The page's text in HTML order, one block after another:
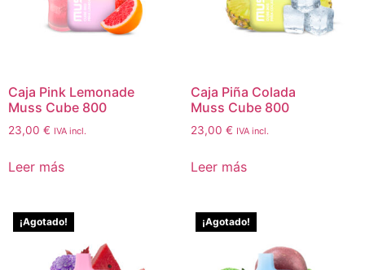
Caja Pink Lemonade
Muss Cube 800
23,00 € IVA incl.
Leer más
Caja Piña Colada
Muss Cube 800
23,00 € IVA incl.
Leer más
¡Agotado! ¡Agotado!